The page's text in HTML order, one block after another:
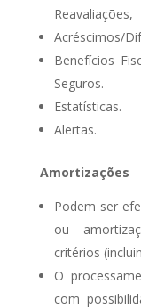
Reavaliações,
Acréscimos/
Benefícios
Seguros.
Estatísticas.
Alertas.
Amortizações
Podem ser
ou
critérios
O
com